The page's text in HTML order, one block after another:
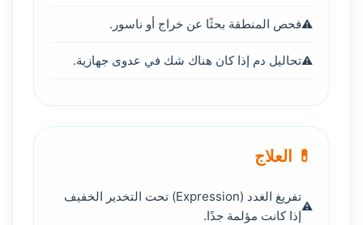
فحص المنطقة بحثًا عن خراج أو ناسور.
تحاليل دم إذا كان هناك شك في عدوى جهازية.
💊 العلاج
تفريغ الغدد (Expression) تحت التخدير الخفيف
إذا كانت مؤلمة جدًا.